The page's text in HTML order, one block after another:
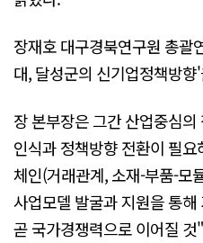
장재호 대구경북연구원 총괄
대, 달성군의 신기업정책방
장 본부장은 그간 산업중심
인식과 정책방향 전환이 필
체인(거래관계, 소재-부품-모
사업모델 발굴과 지원을 통
곧 국가경쟁력으로 이어질